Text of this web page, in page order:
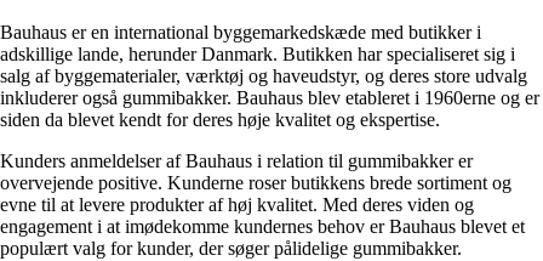
Bauhaus er en international byggemarkedskæde med butikker i
adskillige lande, herunder Danmark. Butikken har specialiseret sig i
salg af byggematerialer, værktøj og haveudstyr, og deres store udvalg
inkluderer også gummibakker. Bauhaus blev etableret i 1960erne og er
siden da blevet kendt for deres høje kvalitet og ekspertise.
Kunders anmeldelser af Bauhaus i relation til gummibakker er
overvejende positive. Kunderne roser butikkens brede sortiment og
evne til at levere produkter af høj kvalitet. Med deres viden og
engagement i at imødekomme kundernes behov er Bauhaus blevet et
populært valg for kunder, der søger pålidelige gummibakker.